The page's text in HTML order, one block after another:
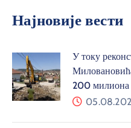
Најновије вести
У току
200 милиона